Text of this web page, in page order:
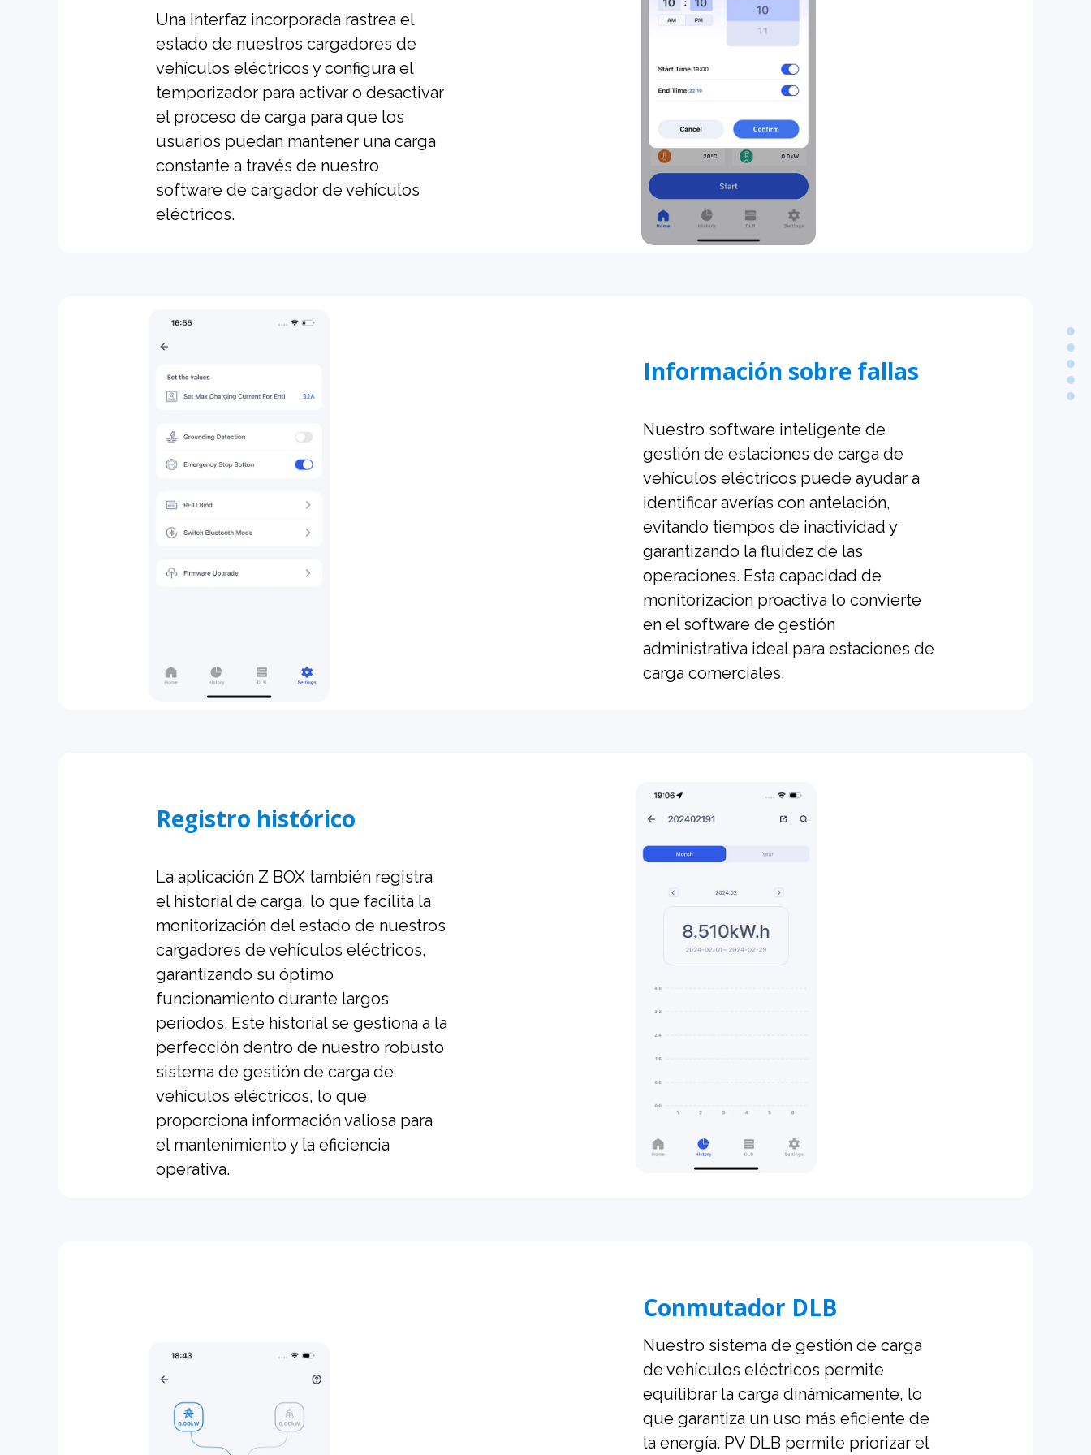
Una interfaz incorporada rastrea el
estado de nuestros cargadores de
vehículos eléctricos y configura el
temporizador para activar o desactivar
el proceso de carga para que los
usuarios puedan mantener una carga
constante a través de nuestro
software de cargador de vehículos
eléctricos.
Información sobre fallas
Nuestro software inteligente de
gestión de estaciones de carga de
vehículos eléctricos puede ayudar a
identificar averías con antelación,
evitando tiempos de inactividad y
garantizando la fluidez de las
operaciones. Esta capacidad de
monitorización proactiva lo convierte
en el software de gestión
administrativa ideal para estaciones de
carga comerciales.
Registro histórico
La aplicación Z BOX también registra
el historial de carga, lo que facilita la
monitorización del estado de nuestros
cargadores de vehículos eléctricos,
garantizando su óptimo
funcionamiento durante largos
periodos. Este historial se gestiona a la
perfección dentro de nuestro robusto
sistema de gestión de carga de
vehículos eléctricos, lo que
proporciona información valiosa para
el mantenimiento y la eficiencia
operativa.
Conmutador DLB
Nuestro sistema de gestión de carga
de vehículos eléctricos permite
equilibrar la carga dinámicamente, lo
que garantiza un uso más eficiente de
la energía. PV DLB permite priorizar el